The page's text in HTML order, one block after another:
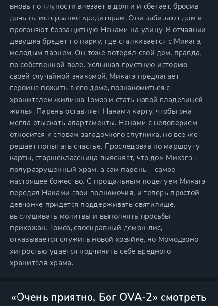
вновь по глупости влезает в долги и сбегает, бросив
дочь на истерзание кредиторам. Они забирают дом и
прогоняют беззащитную Нанами на улицу. В отчаянии
девушка бредет по парку, где сталкивается с Микагэ,
молодым парнем. Он тоже потерял свой дом, правда,
по собственной воле. Услышав грустную историю
своей случайной знакомой, Микагэ предлагает
героине пожить в его доме, познакомиться с
хранителем жилища Томоэ и стать новой владелицей
жилья. Парень оставляет Нанами карту, чтобы она
могла отыскать апартаменты. Нанами с недоверием
относится к словам загадочного спутника, но все же
решает попытать счастье. Проследовав по маршруту
карты, старшеклассница выясняет, что дом Микагэ –
полуразрушенный храм, а сам парень – самое
настоящее божество. С прощальным поцелуем Микагэ
передал Нанами свои полномочия, и теперь простой
девчонке придется поддерживать святилище,
выслушивать молитвы и выполнять просьбы
прихожан. Томоэ, своенравный демон-лис,
отказывается служить новой хозяйке, но Момодзоно
хитростью удается подчинить себе вредного
хранителя храма.
«Очень приятно, Бог OVA-2» смотреть